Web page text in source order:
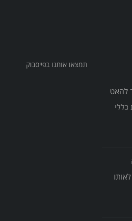
להאט
תמצאו אותנו בפייסבוק